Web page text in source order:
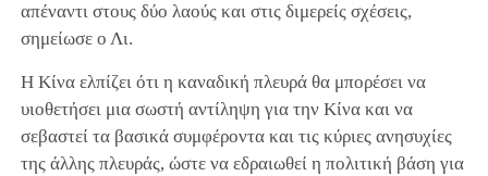
απέναντι στους δύο λαούς και στις διμερείς σχέσεις,
σημείωσε ο Λι.
Η Κίνα ελπίζει ότι η καναδική πλευρά θα μπορέσει να
υιοθετήσει μια σωστή αντίληψη για την Κίνα και να
σεβαστεί τα βασικά συμφέροντα και τις κύριες ανησυχίες
της άλλης πλευράς, ώστε να εδραιωθεί η πολιτική βάση για